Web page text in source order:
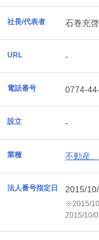
社長/代表者 石巻充啓
URL -
電話番号 0774-
設立 -
業種 不動産
法人番号指定日 2015/
※2015/
2015/10/